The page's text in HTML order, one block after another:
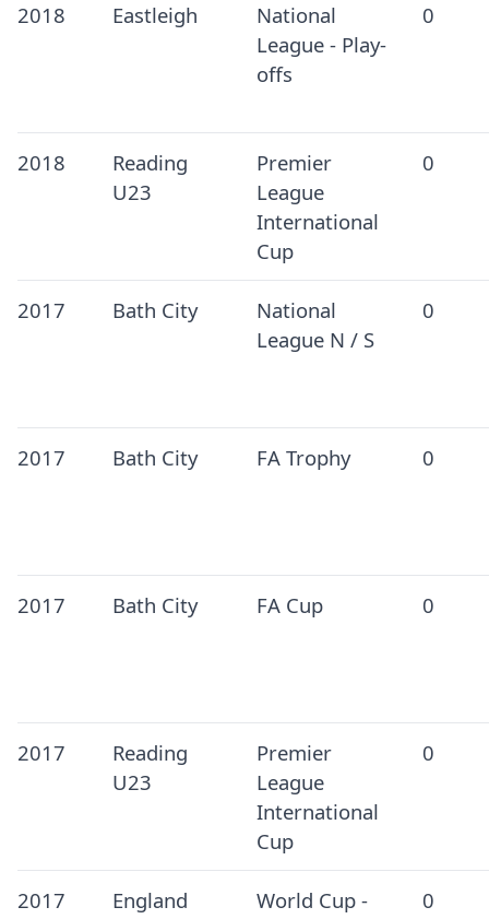
2018 Eastleigh
National
League - Play-
offs
0
2018
Reading
U23
Premier
League
International
Cup
0
2017 Bath City
National
League N / S
0
2017 Bath City FA Trophy 0
2017 Bath City FA Cup 0
2017
Reading
U23
Premier
League
International
Cup
0
2017
England
World Cup -
0